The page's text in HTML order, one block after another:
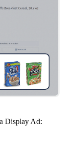
Display Ad: